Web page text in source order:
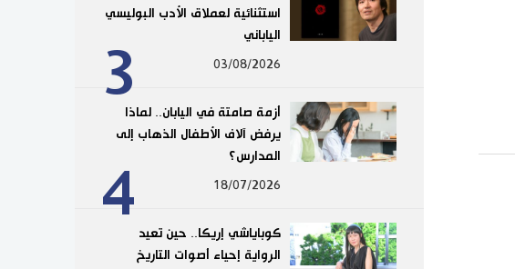
3
استثنائية لعملاق الأدب البوليسي
الياباني
03/08/2026
4
أزمة صامتة في اليابان.. لماذا
يرفض آلاف الأطفال الذهاب إلى
المدارس؟
18/07/2026
كوباياشي إريكا.. حين تعيد
الرواية إحياء أصوات التاريخ